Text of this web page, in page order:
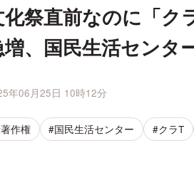
化祭直前なのに「
、国民生活センタ
年06月25日 10時12分
作権 #国民生活センター #クラT